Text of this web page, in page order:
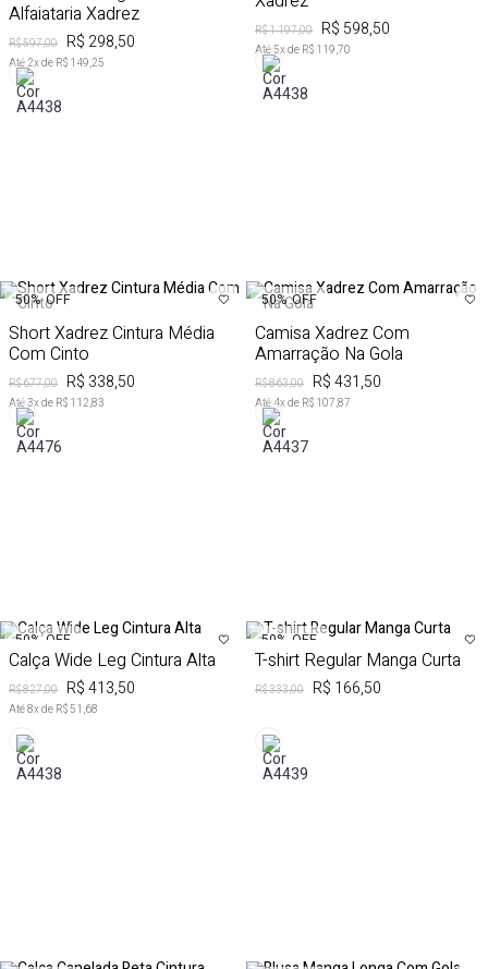
Alfaiataria Xadrez
R$ 597,00 R$ 298,50
Até 2x de R$ 149,25
R$ 1.197,00 R$ 598,50
Até5x de R$ 119,70
50% OFF
Short Xadrez Cintura Média
Com Cinto
R$ 677,00 R$ 338,50
Até3x de R$ 112,83
50% OFF
Camisa Xadrez Com
Amarração Na Gola
R$ 863,00 R$ 431,50
Até4x de R$ 107,87
50% OFF
Calça Wide Leg Cintura Alta
R$ 827,00 R$ 413,50
Até8x de R$ 51,68
50% OFF
T-shirt Regular Manga Curta
R$ 333,00 R$ 166,50